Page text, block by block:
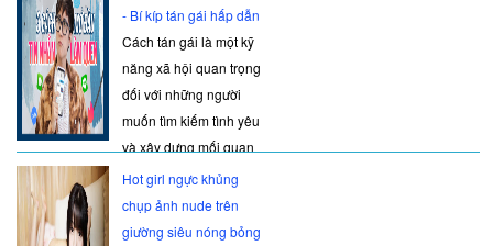
- Bí kíp tán gái hấp dẫn
Cách tán gái là một kỹ
năng xã hội quan trọng
đối với những người
muốn tìm kiếm tình yêu
và xây dựng mối quan
hệ. Để học cách cua
gá
Hot girl ngực khủng
chụp ảnh nude trên
giường siêu nóng bỏng